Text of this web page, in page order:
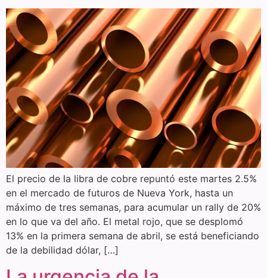
El precio de la libra de cobre repuntó este martes 2.5%
en el mercado de futuros de Nueva York, hasta un
máximo de tres semanas, para acumular un rally de 20%
en lo que va del año. El metal rojo, que se desplomó
13% en la primera semana de abril, se está beneficiando
de la debilidad dólar, […]